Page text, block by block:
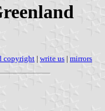
copyright | write us | mirrors